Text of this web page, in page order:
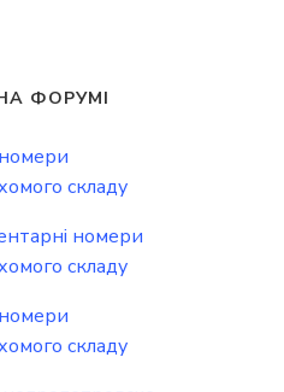
ФОРУМІ
складу
номери
складу
складу